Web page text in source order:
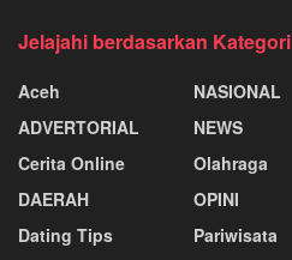
Jelajahi berdasarkan Kategori
Aceh
ADVERTORIAL
Cerita Online
DAERAH
Dating Tips
NASIONAL
NEWS
Olahraga
OPINI
Pariwisata